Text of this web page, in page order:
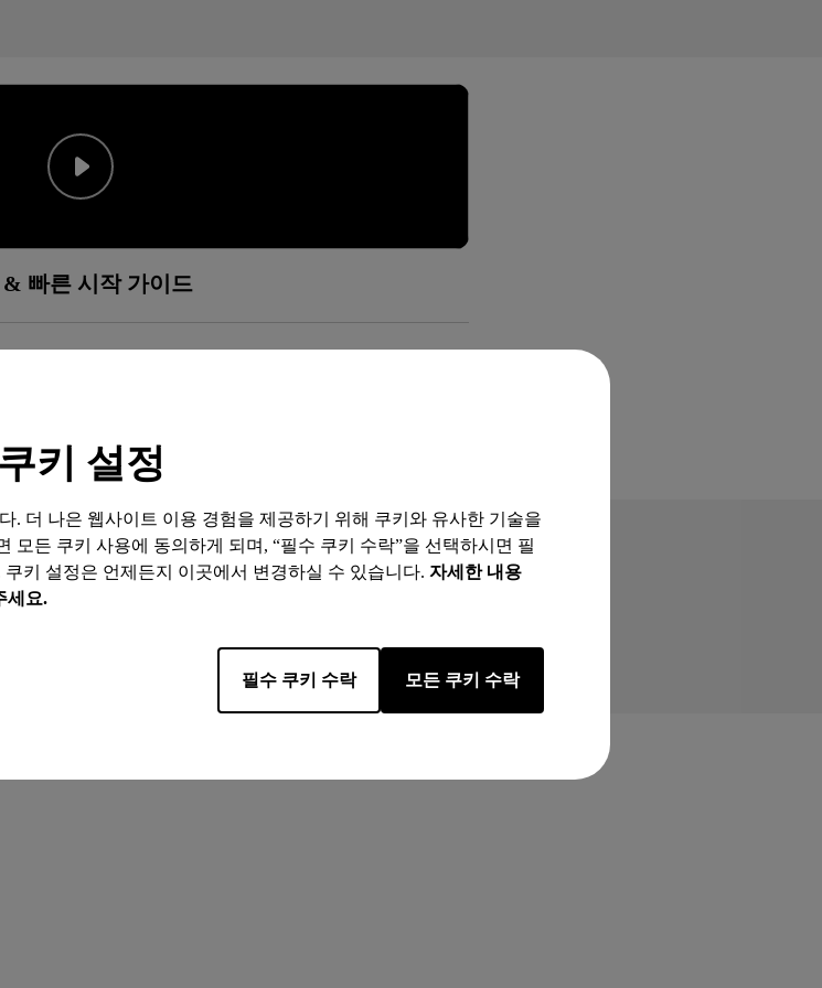
쿠키 설정
. 더 나은 웹사이트 이용 경험을 제공하기 위해 쿠키와 유사한 기술을
모든 쿠키 사용에 동의하게 되며, “필수 쿠키 수락”을 선택하시면 필
키 설정은 언제든지 이곳에서 변경하실 수 있습니다. 자세한 내용
세요.
필수 쿠키 수락 모든 쿠키 수락
빠른 시작 가이드